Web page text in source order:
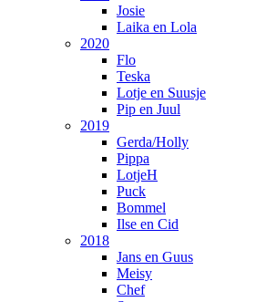
Josie
Laika en Lola
2020
Flo
Teska
Lotje en Suusje
Pip en Juul
2019
Gerda/Holly
Pippa
LotjeH
Puck
Bommel
Ilse en Cid
2018
Jans en Guus
Meisy
Chef